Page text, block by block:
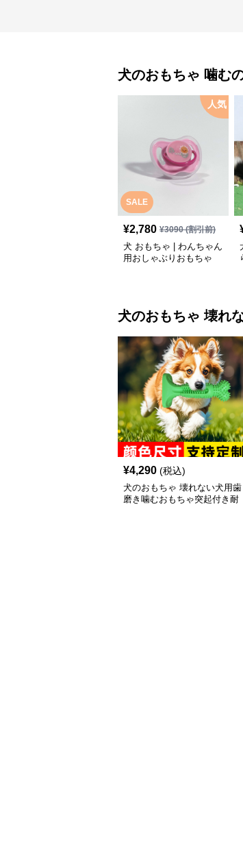
犬のおもちゃ 噛む
SALE
人気
¥2,780 ¥3090(割引前)
犬 おもちゃ | わんちゃん
用おしゃぶりおもちゃ
犬のおもちゃ 壊れ
¥4,290 (税込)
犬のおもちゃ 壊れない犬用歯
磨き噛むおもちゃ突起付き耐